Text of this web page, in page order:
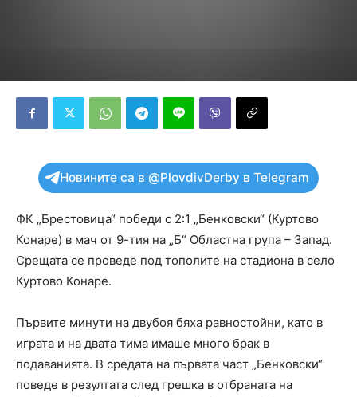
Новините са в @PlovdivDerby в Telegram
ФК „Брестовица“ победи с 2:1 „Бенковски“ (Куртово
Конаре) в мач от 9-тия на „Б“ Областна група – Запад.
Срещата се проведе под тополите на стадиона в село
Куртово Конаре.
Първите минути на двубоя бяха равностойни, като в
играта и на двата тима имаше много брак в
подаванията. В средата на първата част „Бенковски“
поведе в резултата след грешка в отбраната на